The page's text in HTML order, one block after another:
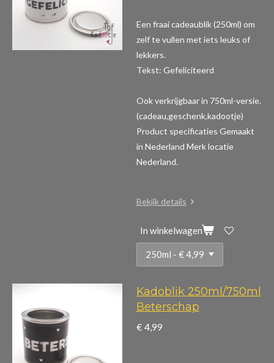
Een fraai cadeaublik (250ml) om
zelf te vullen met iets leuks of
lekkers.
Tekst: Gefeliciteerd
Ook verkrijgbaar in 750ml-versie.
(cadeau,geschenk,kadootje)
Product specificaties Gemaakt
in Nederland Merk locatie
Nederland.
Bekijk details
In winkelwagen
Kadoblik 250ml/750ml
Beterschap
€ 4,99